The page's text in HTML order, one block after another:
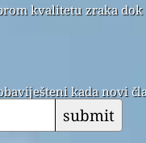
kvalitetu zraka dok
kada novi
submit